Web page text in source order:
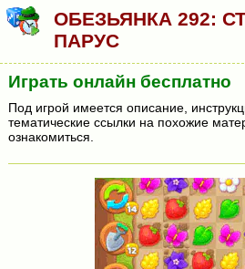
ОБЕЗЬЯНКА 292:
ПАРУС
Играть онлайн бесплатно
Под игрой имеется описание,
тематические ссылки на похожие
ознакомиться.